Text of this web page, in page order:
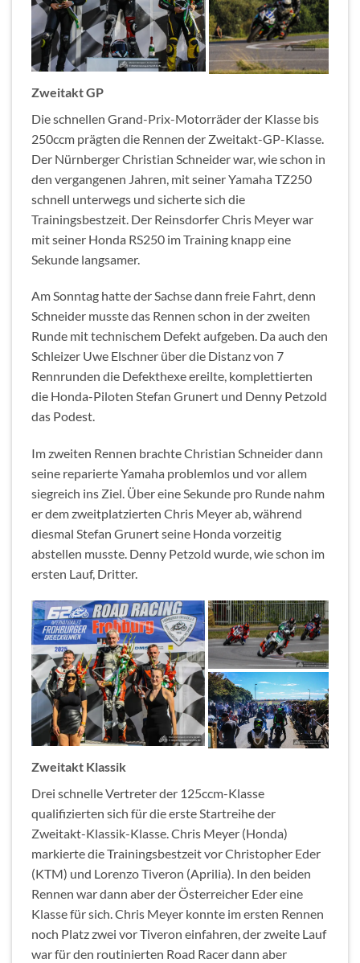
Zweitakt GP
Die schnellen Grand-Prix-Motorräder der Klasse bis
250ccm prägten die Rennen der Zweitakt-GP-Klasse.
Der Nürnberger Christian Schneider war, wie schon in
den vergangenen Jahren, mit seiner Yamaha TZ250
schnell unterwegs und sicherte sich die
Trainingsbestzeit. Der Reinsdorfer Chris Meyer war
mit seiner Honda RS250 im Training knapp eine
Sekunde langsamer.
Am Sonntag hatte der Sachse dann freie Fahrt, denn
Schneider musste das Rennen schon in der zweiten
Runde mit technischem Defekt aufgeben. Da auch den
Schleizer Uwe Elschner über die Distanz von 7
Rennrunden die Defekthexe ereilte, komplettierten
die Honda-Piloten Stefan Grunert und Denny Petzold
das Podest.
Im zweiten Rennen brachte Christian Schneider dann
seine reparierte Yamaha problemlos und vor allem
siegreich ins Ziel. Über eine Sekunde pro Runde nahm
er dem zweitplatzierten Chris Meyer ab, während
diesmal Stefan Grunert seine Honda vorzeitig
abstellen musste. Denny Petzold wurde, wie schon im
ersten Lauf, Dritter.
Zweitakt Klassik
Drei schnelle Vertreter der 125ccm-Klasse
qualifizierten sich für die erste Startreihe der
Zweitakt-Klassik-Klasse. Chris Meyer (Honda)
markierte die Trainingsbestzeit vor Christopher Eder
(KTM) und Lorenzo Tiveron (Aprilia). In den beiden
Rennen war dann aber der Österreicher Eder eine
Klasse für sich. Chris Meyer konnte im ersten Rennen
noch Platz zwei vor Tiveron einfahren, der zweite Lauf
war für den routinierten Road Racer dann aber